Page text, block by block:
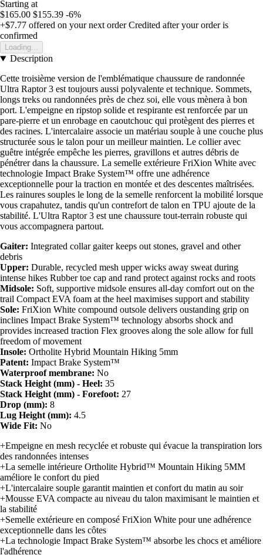
Starting at
$165.00 $155.39 -6%
+$7.77 offered on your next order Credited after your order is
confirmed
Loading...
Description
Cette troisième version de l'emblématique chaussure de randonnée
Ultra Raptor 3 est toujours aussi polyvalente et technique. Sommets,
longs treks ou randonnées près de chez soi, elle vous mènera à bon
port. L'empeigne en ripstop solide et respirante est renforcée par un
pare-pierre et un enrobage en caoutchouc qui protègent des pierres et
des racines. L'intercalaire associe un matériau souple à une couche plus
structurée sous le talon pour un meilleur maintien. Le collier avec
guêtre intégrée empêche les pierres, gravillons et autres débris de
pénétrer dans la chaussure. La semelle extérieure FriXion White avec
technologie Impact Brake System™ offre une adhérence
exceptionnelle pour la traction en montée et des descentes maîtrisées.
Les rainures souples le long de la semelle renforcent la mobilité lorsque
vous crapahutez, tandis qu'un contrefort de talon en TPU ajoute de la
stabilité. L'Ultra Raptor 3 est une chaussure tout-terrain robuste qui
vous accompagnera partout.
Gaiter: Integrated collar gaiter keeps out stones, gravel and other
debris
Upper: Durable, recycled mesh upper wicks away sweat during
intense hikes Rubber toe cap and rand protect against rocks and roots
Midsole: Soft, supportive midsole ensures all-day comfort out on the
trail Compact EVA foam at the heel maximises support and stability
Sole: FriXion White compound outsole delivers oustanding grip on
inclines Impact Brake System™ technology absorbs shock and
provides increased traction Flex grooves along the sole allow for full
freedom of movement
Insole: Ortholite Hybrid Mountain Hiking 5mm
Patent: Impact Brake System™
Waterproof membrane: No
Stack Height (mm) - Heel: 35
Stack Height (mm) - Forefoot: 27
Drop (mm): 8
Lug Height (mm): 4.5
Wide Fit: No
+Empeigne en mesh recyclée et robuste qui évacue la transpiration lors
des randonnées intenses
+La semelle intérieure Ortholite Hybrid™ Mountain Hiking 5MM
améliore le confort du pied
+L'intercalaire souple garantit maintien et confort du matin au soir
+Mousse EVA compacte au niveau du talon maximisant le maintien et
la stabilité
+Semelle extérieure en composé FriXion White pour une adhérence
exceptionnelle dans les côtes
+La technologie Impact Brake System™ absorbe les chocs et améliore
l'adhérence